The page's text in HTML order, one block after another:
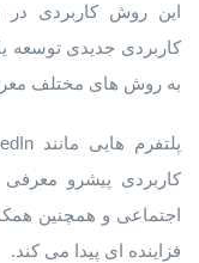
این روش کاربردی
کاربردی جدیدی توسعه
به روش های مختلف
کاربردی پیشرو
فزاینده ای پیدا می کند.